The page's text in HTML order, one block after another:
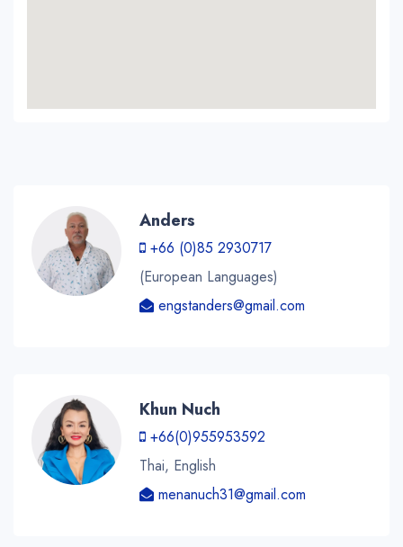
Anders
+66 (0)85 2930717
(European Languages)
engstanders@gmail.com
Khun Nuch
+66(0)955953592
Thai, English
menanuch31@gmail.com